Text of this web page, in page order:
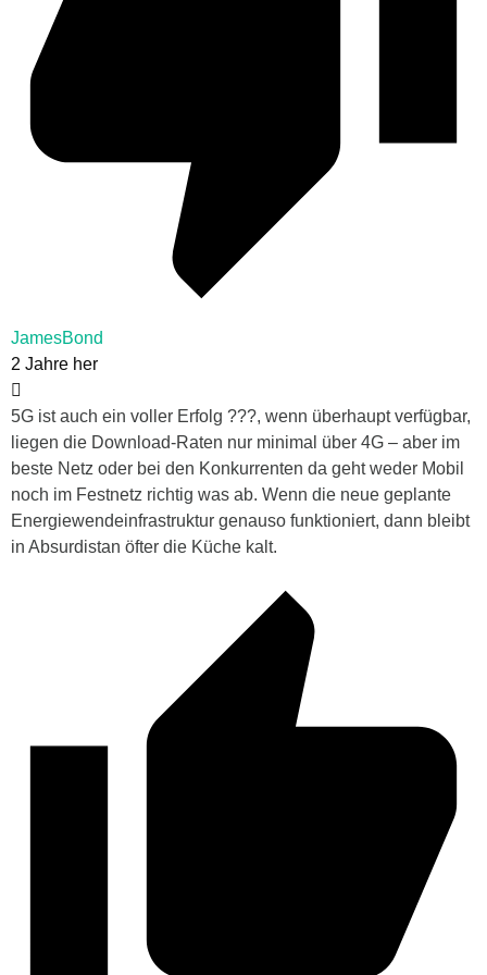
JamesBond
2 Jahre her
5G ist auch ein voller Erfolg ???, wenn überhaupt verfügbar,
liegen die Download-Raten nur minimal über 4G – aber im
beste Netz oder bei den Konkurrenten da geht weder Mobil
noch im Festnetz richtig was ab. Wenn die neue geplante
Energiewendeinfrastruktur genauso funktioniert, dann bleibt
in Absurdistan öfter die Küche kalt.